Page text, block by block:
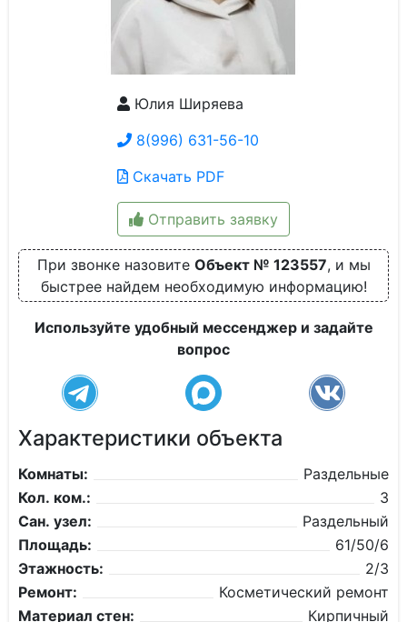
Юлия Ширяева
8(996) 631-56-10
Скачать PDF
Отправить заявку
При звонке назовите Объект № 123557, и мы
быстрее найдем необходимую информацию!
Используйте удобный мессенджер и задайте
вопрос
Характеристики объекта
Комнаты:
Раздельные
Кол. ком.:
3
Сан. узел:
Раздельный
Площадь:
61/50/6
Этажность:
2/3
Ремонт:
Косметический ремонт
Материал стен:
Кирпичный